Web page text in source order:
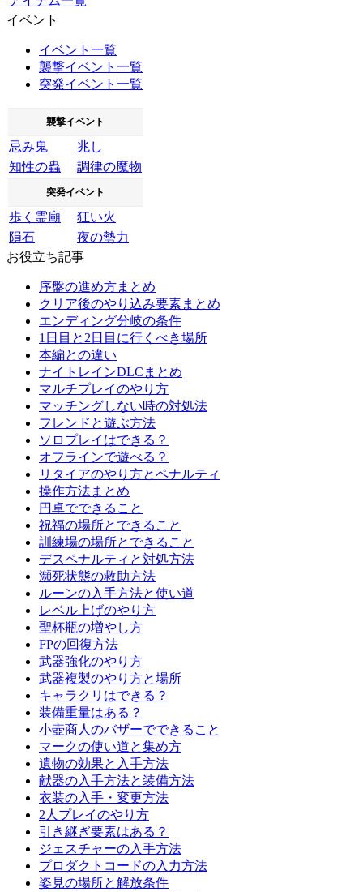
イベント
イベント一覧
襲撃イベント一覧
突発イベント一覧
襲撃イベント
忌み鬼
兆し
知性の蟲
調律の魔物
突発イベント
歩く霊廟
狂い火
隕石
夜の勢力
お役立ち記事
序盤の進め方まとめ
クリア後のやり込み要素まとめ
エンディング分岐の条件
1日目と2日目に行くべき場所
本編との違い
ナイトレインDLCまとめ
マルチプレイのやり方
マッチングしない時の対処法
フレンドと遊ぶ方法
ソロプレイはできる？
オフラインで遊べる？
リタイアのやり方とペナルティ
操作方法まとめ
円卓でできること
祝福の場所とできること
訓練場の場所とできること
デスペナルティと対処方法
瀕死状態の救助方法
ルーンの入手方法と使い道
レベル上げのやり方
聖杯瓶の増やし方
FPの回復方法
武器強化のやり方
武器複製のやり方と場所
キャラクリはできる？
装備重量はある？
小壺商人のバザーでできること
マークの使い道と集め方
遺物の効果と入手方法
献器の入手方法と装備方法
衣装の入手・変更方法
2人プレイのやり方
引き継ぎ要素はある？
ジェスチャーの入手方法
プロダクトコードの入力方法
姿見の場所と解放条件